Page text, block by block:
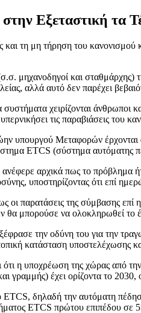
Εξεταστική τα
και τη μη τήρηση του
μηχανοδηγοί και σταθμάρχης)
αλλά αυτό δεν παρέχει
συστήματα χειρίζονται άνθρωποι
τις παραβιάσεις του
υπουργού Μεταφορών έρχονται
ETCS (σύστημα αυτόματης
αρχικά πως το πρόβλημα
υποστηρίζοντας ότι επί
οι παρατάσεις της σύμβασης
θα μπορούσε να ολοκληρωθεί το
την οδύνη του για την
κατάσταση υποστελέχωσης
ότι η υποχρέωση της χώρας από
γραμμής) έχει ορίζοντα το
ETCS, δηλαδή την αυτόματη
ETCS πρώτου επιπέδου